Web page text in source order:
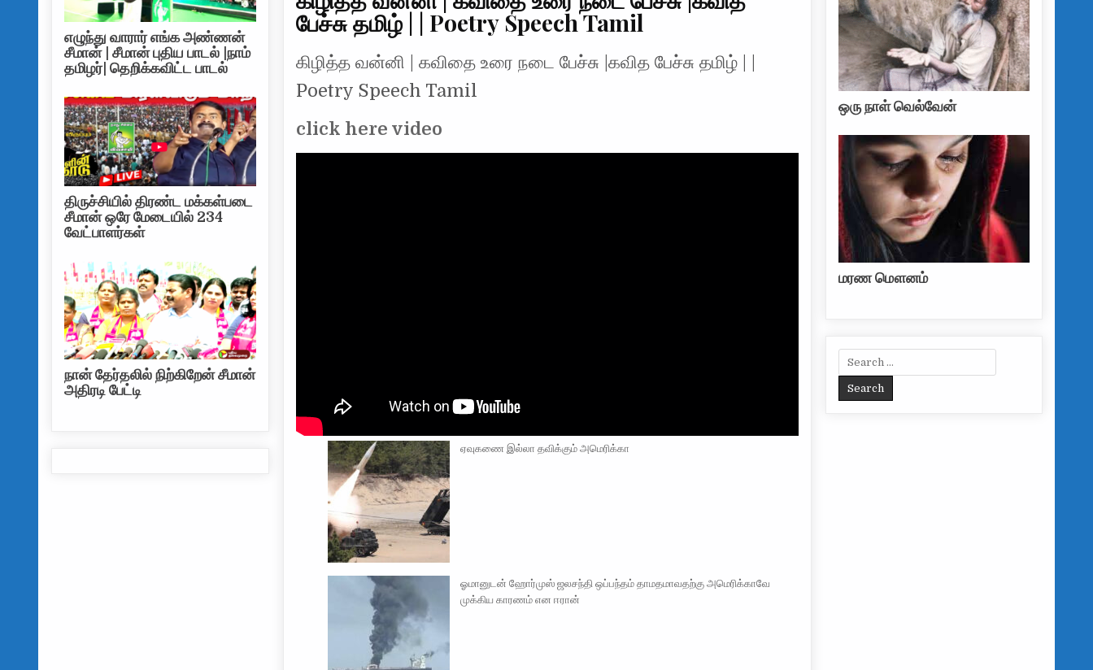
பேச்சு தமிழ் | | Poetry Speech Tamil
கிழித்த வன்னி | கவிதை உரை நடை பேச்சு |கவித பேச்சு தமிழ் | |
Poetry Speech Tamil
click here video
ஏவுகணை இல்லா தவிக்கும் அமெரிக்கா
ஓமானுடன் ஹோர்முஸ் ஜலசந்தி ஒப்பந்தம் தாமதமாவதற்கு அமெரிக்காவே
முக்கிய காரணம் என ஈரான்
எழுந்து வாரார் எங்க அண்ணன்
சீமான் | சீமான் புதிய பாடல் |நாம்
தமிழர்| தெறிக்கவிட்ட பாடல்
திருச்சியில் திரண்ட மக்கள்படை
சீமான் ஒரே மேடையில் 234
வேட்பாளர்கள்
நான் தேர்தலில் நிற்கிறேன் சீமான்
அதிரடி பேட்டி
ஒரு நாள் வெல்வேன்
மரண மௌனம்
Search for: